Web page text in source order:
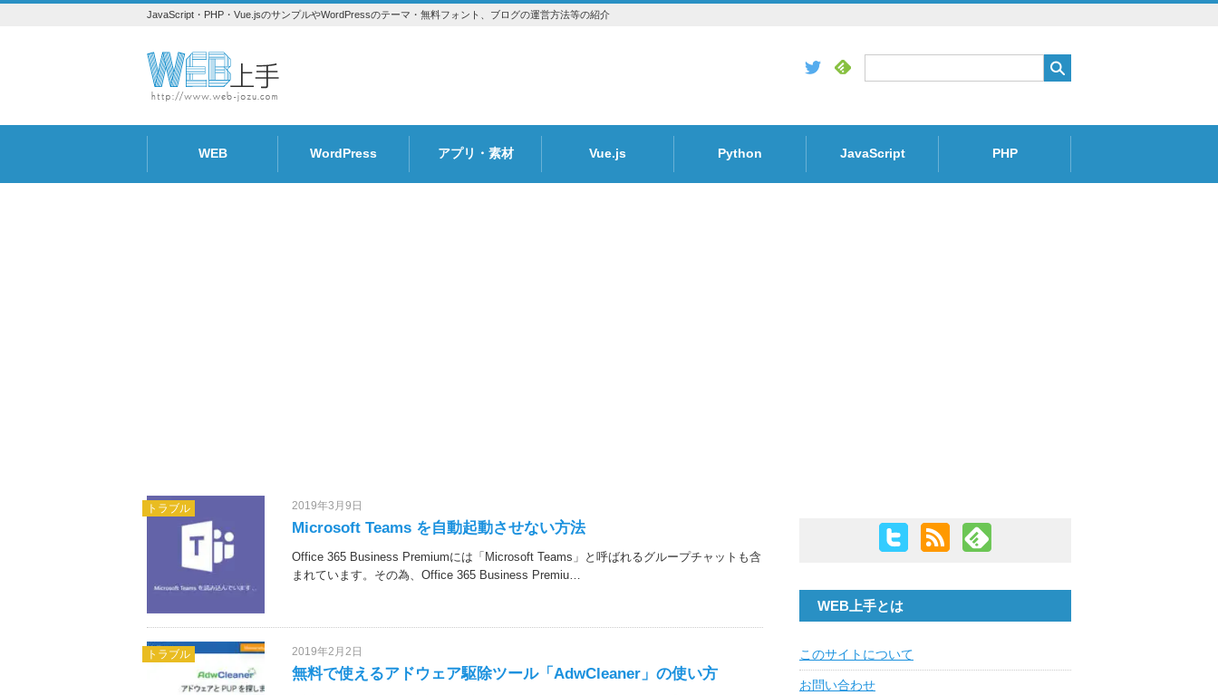
JavaScript・PHP・Vue.jsのサンプルやWordPressのテーマ・無料フォント、ブログの運営方法等の紹介
WEB WordPress アプリ・素材 Vue.js Python JavaScript PHP
トラブル 2019年3月9日
Microsoft Teams を自動起動させない方法
Office 365 Business Premiumには「Microsoft Teams」と呼ばれるグループチャットも含
まれています。その為、Office 365 Business Premiu…
トラブル 2019年2月2日
無料で使えるアドウェア駆除ツール「AdwCleaner」の使い方
WEB上手とは
このサイトについて
お問い合わせ